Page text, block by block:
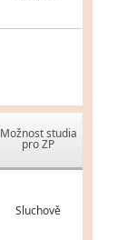
Možnost studia
pro ZP
Sluchově